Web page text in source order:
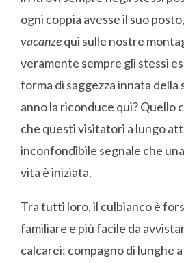
ogni coppia avesse il suo
vacanzequi sulle nostre
veramente sempre gli stessi
forma di saggezza innata della
anno la riconduce qui? Quello
che questi visitatori a lungo
inconfondibile segnale che
vita è iniziata.
Tra tutti loro, il culbianco è
familiare e più facile da
calcarei: compagno di lunghe